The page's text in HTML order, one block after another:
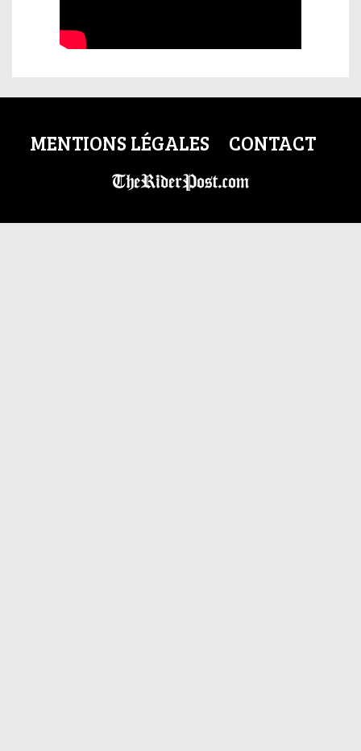
MENTIONS LÉGALES CONTACT